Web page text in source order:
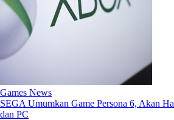
Games News
SEGA Umumkan Game Persona 6, Akan
dan PC